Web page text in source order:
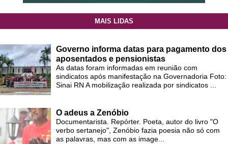
MAIS LIDAS
Governo informa datas para pagamento dos
aposentados e pensionistas
As datas foram informadas em reunião com
sindicatos após manifestação na Governadoria Foto:
Sinai RN A mobilização realizada por sindicatos ...
O adeus a Zenóbio
Documentarista. Repórter. Poeta, autor do livro "O
verbo sertanejo", Zenóbio fazia poesia não só com
as palavras, mas com as image...